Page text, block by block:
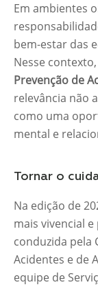
Em ambientes
bem-estar das
Nesse contexto,
Prevenção de
relevância não
como uma
mental e
Tornar o
Na edição de
mais vivencial
conduzida pela
Acidentes e de
equipe de